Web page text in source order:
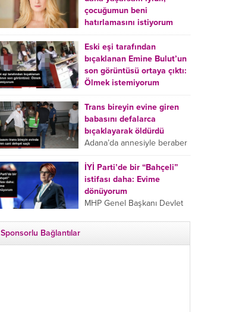
ile dayısı Hızır Tunç
Çetinkaya (19) tutuklandı.
Çetinkaya, ifadesinde...
çocuğumun beni
hatırlamasını istiyorum
Kanser tedavisi gören ünlü
oyuncu Canan Ergüder,
hastalık sürecini anlattı:
Meme kanserine yakalanan
ünlü oyuncu Canan Ergüder
aklıma ilk ölümün...
Eski eşi tarafından
bıçaklanan Emine Bulut’un
son görüntüsü ortaya çıktı:
Ölmek istemiyorum
Kırıkkale’de eski eşi
tarafından boğazından
bıçaklanan Emine Bulut’un
“Ben ölmek istemiyorum”
demesi ve yanında bulunan
10 yaşındaki kızının “Anne
lütfen...
Trans bireyin evine giren
babasını defalarca
bıçaklayarak öldürdü
Adana’da annesiyle beraber
takip ettiği babasının trans
bireyin evine girdiği gören
cani, babasını vücudunun
çeşitli yerlerinden
bıçaklayarak öldürdü.
İYİ Parti’de bir “Bahçeli”
istifası daha: Evime
dönüyorum
MHP Genel Başkanı Devlet
Sponsorlu Bağlantılar